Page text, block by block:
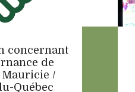
concernant
de
/
Québec